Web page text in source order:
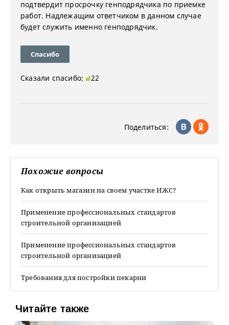
подтвердит просрочку генподрядчика по приемке
работ. Надлежащим ответчиком в данном случае
будет служить именно генподрядчик.
Спасибо
Сказали спасибо: 22
Поделиться:
Похожие вопросы
Как открыть магазин на своем участке ИЖС?
Применение профессиональных стандартов
строительной организацией
Применение профессиональных стандартов
строительной организацией
Требования для постройки пекарни
Читайте также